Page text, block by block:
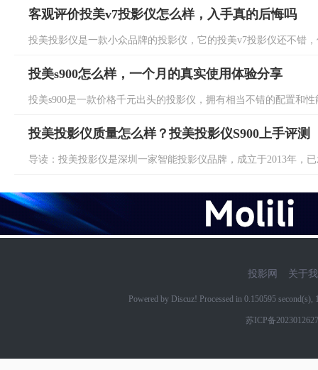
客观评价投美v7投影仪怎么样，入手真的后悔吗
投美投影仪是一款小众品牌的投影仪，它的投美v7投影仪还不错
投美s900怎么样，一个月的真实使用体验分享
投美s900是一款价格千元出头的投影仪，拥有相当不错的配置和
投美投影仪质量怎么样？投美投影仪S900上手评测
导读：投美投影仪是深圳一家智能投影仪品牌，成立于2013年，
投影网 关于
Powered by Discuz! Processed in 0.150595
苏ICP备